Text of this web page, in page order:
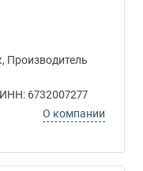
Производитель
6732007277
О компании